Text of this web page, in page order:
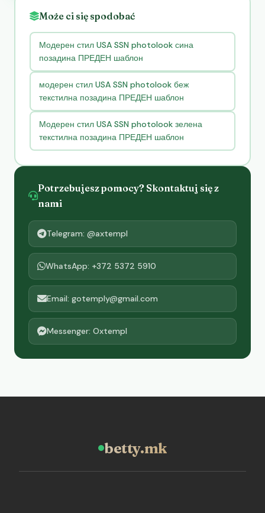
Może ci się spodobać
Модерен стил USA SSN photolook сина
позадина ПРЕДЕН шаблон
модерен стил USA SSN photolook беж
текстилна позадина ПРЕДЕН шаблон
Модерен стил USA SSN photolook зелена
текстилна позадина ПРЕДЕН шаблон
Potrzebujesz pomocy? Skontaktuj się z
nami
Telegram: @axtempl
WhatsApp: +372 5372 5910
Email: gotemply@gmail.com
Messenger: Oxtempl
betty.mk